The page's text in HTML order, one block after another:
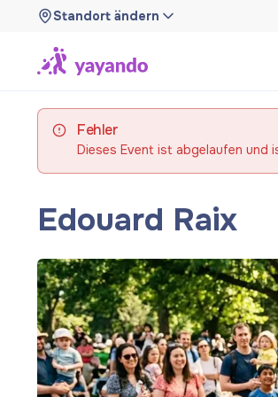
Standort ändern
Fehler
Dieses Event ist abgelaufen und
Edouard Raix